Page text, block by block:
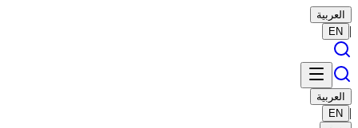
العربية
|
EN
العربية
|
EN